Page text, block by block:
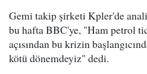
Gemi takip şirketi Kpler'de
bu hafta BBC'ye, "Ham petrol
açısından bu krizin
kötü dönemdeyiz" dedi.